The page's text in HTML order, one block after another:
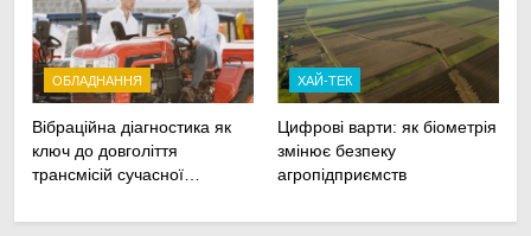
техніки
ОБЛАДНАННЯ
Вібраційна діагностика як
ключ до довголіття
трансмісій сучасної
ХАЙ-ТЕК
Цифрові варти: як біометрія
змінює безпеку
агропідприємств